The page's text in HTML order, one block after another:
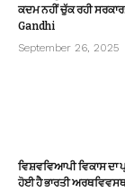
ਕਦਮ ਨਹੀਂ ਚੁੱਕ ਰਹੀ
Gandhi
September 26, 2025
ਵਿਸ਼ਵਵਿਆਪੀ ਵਿਕਾਸ ਦਾ
ਹੋਈ ਹੈ ਭਾਰਤੀ